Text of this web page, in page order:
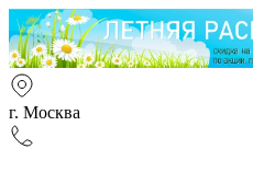
г. Москва